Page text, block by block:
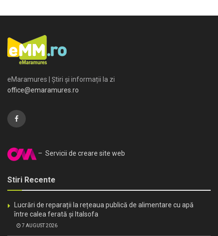
eMaramures | Știri și informații la zi
office@emaramures.ro
– Servicii de creare site web
Stiri Recente
Lucrări de reparații la rețeaua publică de alimentare cu apă
între calea ferată și Italsofa
7 AUGUST 2026